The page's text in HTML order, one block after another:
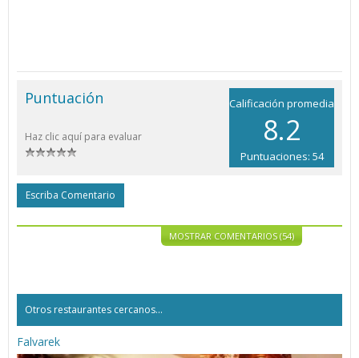
Calificación promedia
8.2
Puntuaciones: 54
Puntuación
Haz clic aquí para evaluar
Escriba Comentario
MOSTRAR COMENTARIOS (54)
Otros restaurantes cercanos...
Falvarek